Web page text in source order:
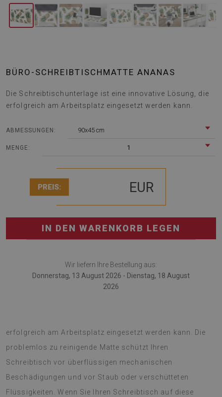
BÜRO-SCHREIBTISCHMATTE ANANAS
Die Schreibtischunterlage ist eine innovative Lösung, die
erfolgreich am Arbeitsplatz eingesetzt werden kann.
ABMESSUNGEN: 90x45 cm
MENGE: 1
PREIS: EUR
IN DEN WARENKORB LEGEN
Wir liefern Ihre Bestellung aus:
Donnerstag, 13 August 2026 - Dienstag, 18 August
2026
erfolgreich am Arbeitsplatz eingesetzt werden kann. Die
problemlos zu reinigende Matte schützt Ihren
Schreibtisch vor überflüssigen mechanischen
Beschädigungen und vor Staub oder verschütteten
Flüssigkeiten. Wenn Sie Ihren Schreibtisch auf diese